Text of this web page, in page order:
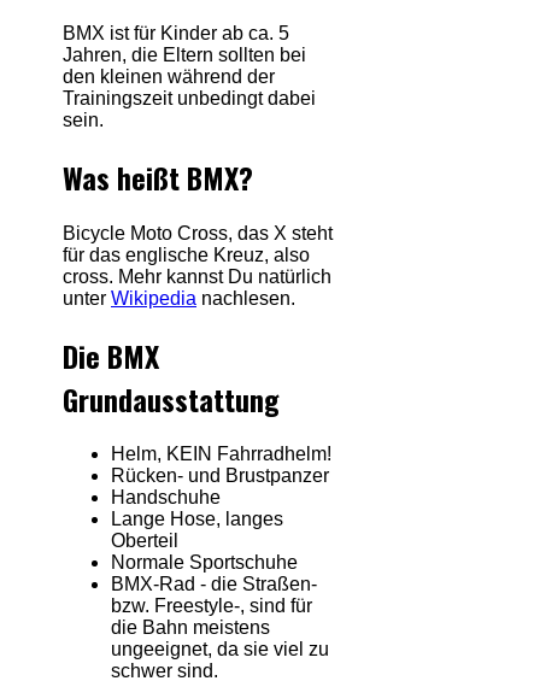
BMX ist für Kinder ab ca. 5
Jahren, die Eltern sollten bei
den kleinen während der
Trainingszeit unbedingt dabei
sein.
Was heißt BMX?
Bicycle Moto Cross, das X steht
für das englische Kreuz, also
cross. Mehr kannst Du natürlich
unter Wikipedia nachlesen.
Die BMX
Grundausstattung
Helm, KEIN Fahrradhelm!
Rücken- und Brustpanzer
Handschuhe
Lange Hose, langes
Oberteil
Normale Sportschuhe
BMX-Rad - die Straßen-
bzw. Freestyle-, sind für
die Bahn meistens
ungeeignet, da sie viel zu
schwer sind.